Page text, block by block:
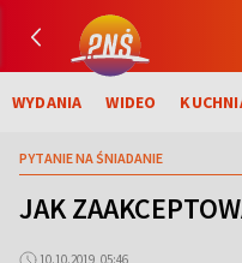
WYDANIA WIDEO
PYTANIE NA ŚNIADANIE
JAK
10.10.2019, 05:46